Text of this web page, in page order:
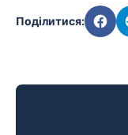
Поділитися: